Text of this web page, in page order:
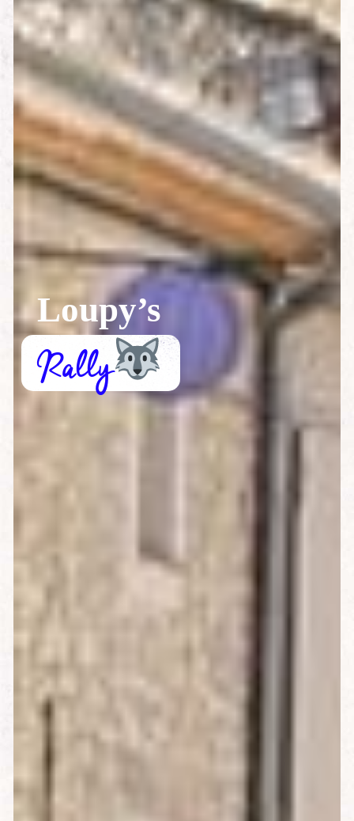
Loupy’s
Rally